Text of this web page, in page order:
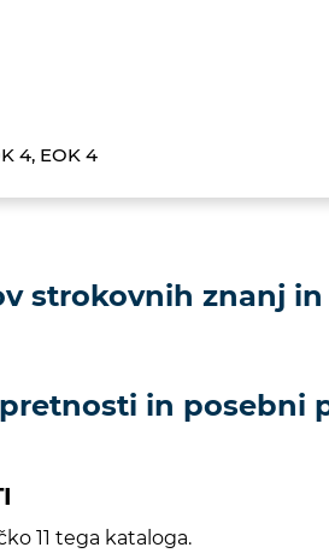
4, EOK 4
strokovnih znanj
in posebni
11 tega kataloga.